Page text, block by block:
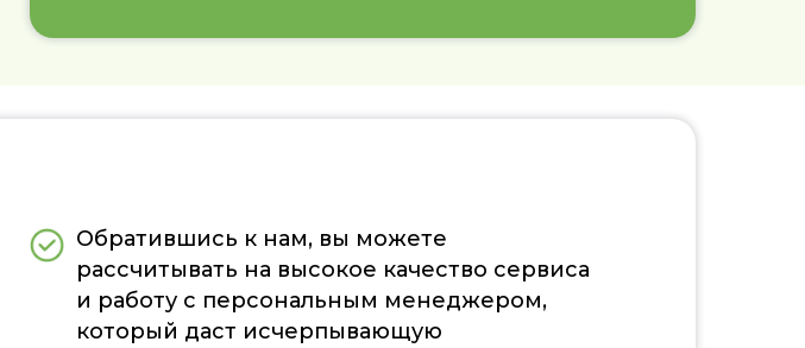
Обратившись к нам, вы можете
рассчитывать на высокое качество сервиса
и работу с персональным менеджером,
который даст исчерпывающую